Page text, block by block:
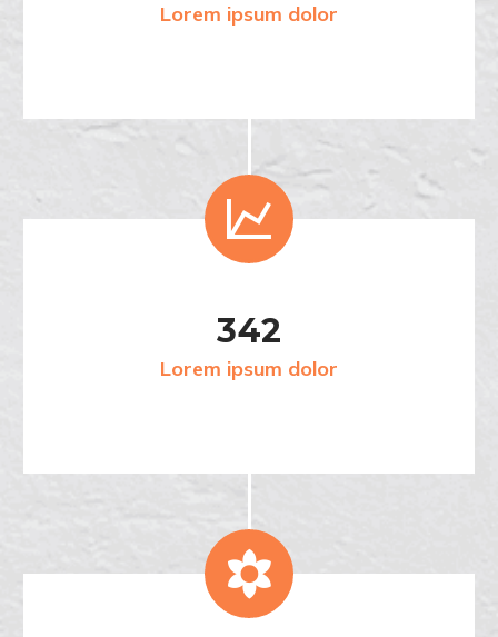
Lorem ipsum dolor


342
Lorem ipsum dolor

